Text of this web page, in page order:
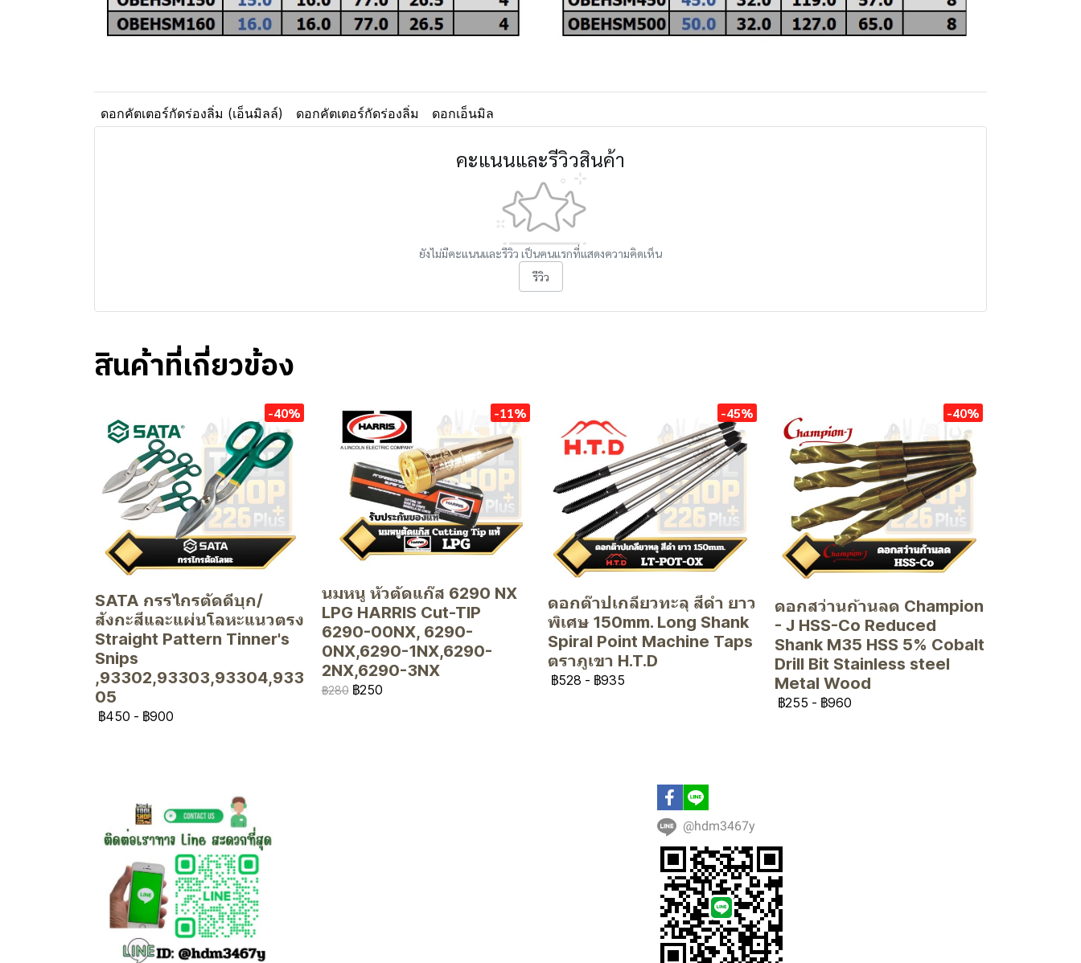
ดอกคัตเตอร์กัดร่องลิ่ม (เอ็นมิลล์) ดอกคัตเตอร์กัดร่องลิ่ม ดอกเอ็นมิล
คะแนนและรีวิวสินค้า
ยังไม่มีคะแนนและรีวิว เป็นคนแรกที่แสดงความคิดเห็น
รีวิว
สินค้าที่เกี่ยวข้อง
-40%
SATA กรรไกรตัดดีบุก/
สังกะสีและแผ่นโลหะแนวตรง
Straight Pattern Tinner's
Snips
,93302,93303,93304,933
05
฿450 - ฿900
-11%
นมหนู หัวตัดแก๊ส 6290 NX
LPG HARRIS Cut-TIP
6290-00NX, 6290-
0NX,6290-1NX,6290-
2NX,6290-3NX
฿280 ฿250
-45%
ดอกต๊าปเกลียวทะลุ สีดำ ยาว
พิเศษ 150mm. Long Shank
Spiral Point Machine Taps
ตราภูเขา H.T.D
฿528 - ฿935
-40%
ดอกสว่านก้านลด Champion
- J HSS-Co Reduced
Shank M35 HSS 5% Cobalt
Drill Bit Stainless steel
Metal Wood
฿255 - ฿960
@hdm3467y